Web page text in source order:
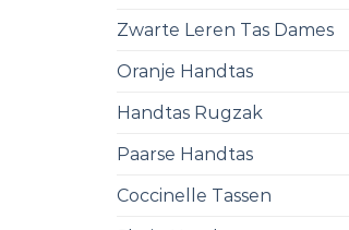
Zwarte Leren Tas Dames
Oranje Handtas
Handtas Rugzak
Paarse Handtas
Coccinelle Tassen